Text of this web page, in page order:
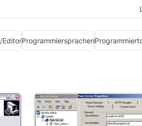
EditorProgrammiersprachen